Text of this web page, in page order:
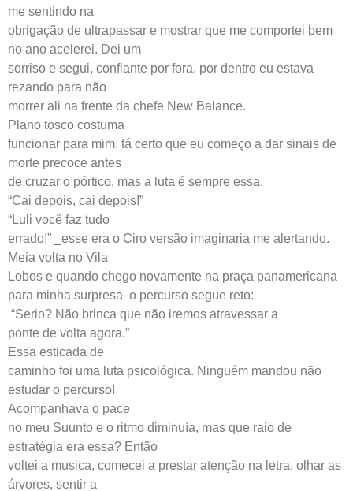
me sentindo na
obrigação de ultrapassar e mostrar que me comportei bem
no ano acelerei. Dei um
sorriso e segui, confiante por fora, por dentro eu estava
rezando para não
morrer ali na frente da chefe New Balance.
Plano tosco costuma
funcionar para mim, tá certo que eu começo a dar sinais de
morte precoce antes
de cruzar o pórtico, mas a luta é sempre essa.
“Cai depois, cai depois!”
“Luli você faz tudo
errado!” _esse era o Ciro versão imaginaria me alertando.
Meia volta no Vila
Lobos e quando chego novamente na praça panamericana
para minha surpresa o percurso segue reto:
“Serio? Não brinca que não iremos atravessar a
ponte de volta agora.”
Essa esticada de
caminho foi uma luta psicológica. Ninguém mandou não
estudar o percurso!
Acompanhava o pace
no meu Suunto e o ritmo diminuía, mas que raio de
estratégia era essa? Então
voltei a musica, comecei a prestar atenção na letra, olhar as
árvores, sentir a